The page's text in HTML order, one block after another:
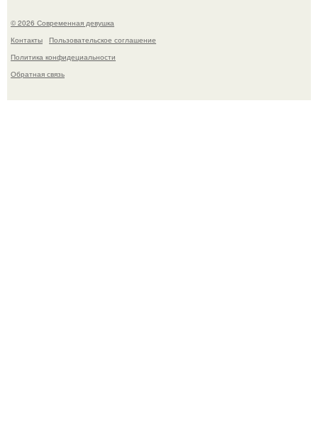
© 2026 Современная девушка
Контакты
Пользовательское соглашение
Политика конфидециальности
Обратная связь